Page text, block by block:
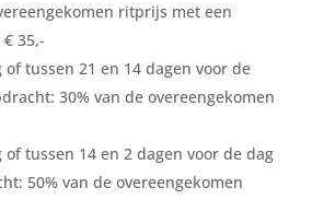
ritprijs met een
35,-
of tussen 21 en 14 dagen voor de
30% van de overeengekomen
of tussen 14 en 2 dagen voor de dag
50% van de overeengekomen